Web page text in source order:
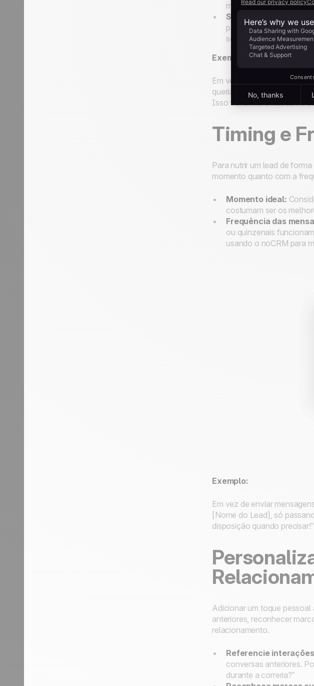
mensagens mais longas,
Seja breve e claro:
para te mostrar uma
ser invasivo.
Exemplo:
Em vez de enviar um texto
queria te contar
Isso transmite entusiasmo
Timing e
Para nutrir um lead de
momento quanto com a
Momento ideal:
costumam ser os
Frequência das
ou quinzenais
usando o noCRM para
Exemplo:
Em vez de enviar
[Nome do Lead], só
disposição quando
Adicionar um toque
anteriores, reconhecer
relacionamento.
Referencie
conversas anteriores.
durante a correria?”